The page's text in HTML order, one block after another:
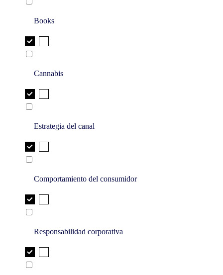
Books
Cannabis
Estrategia del canal
Comportamiento del consumidor
Responsabilidad corporativa